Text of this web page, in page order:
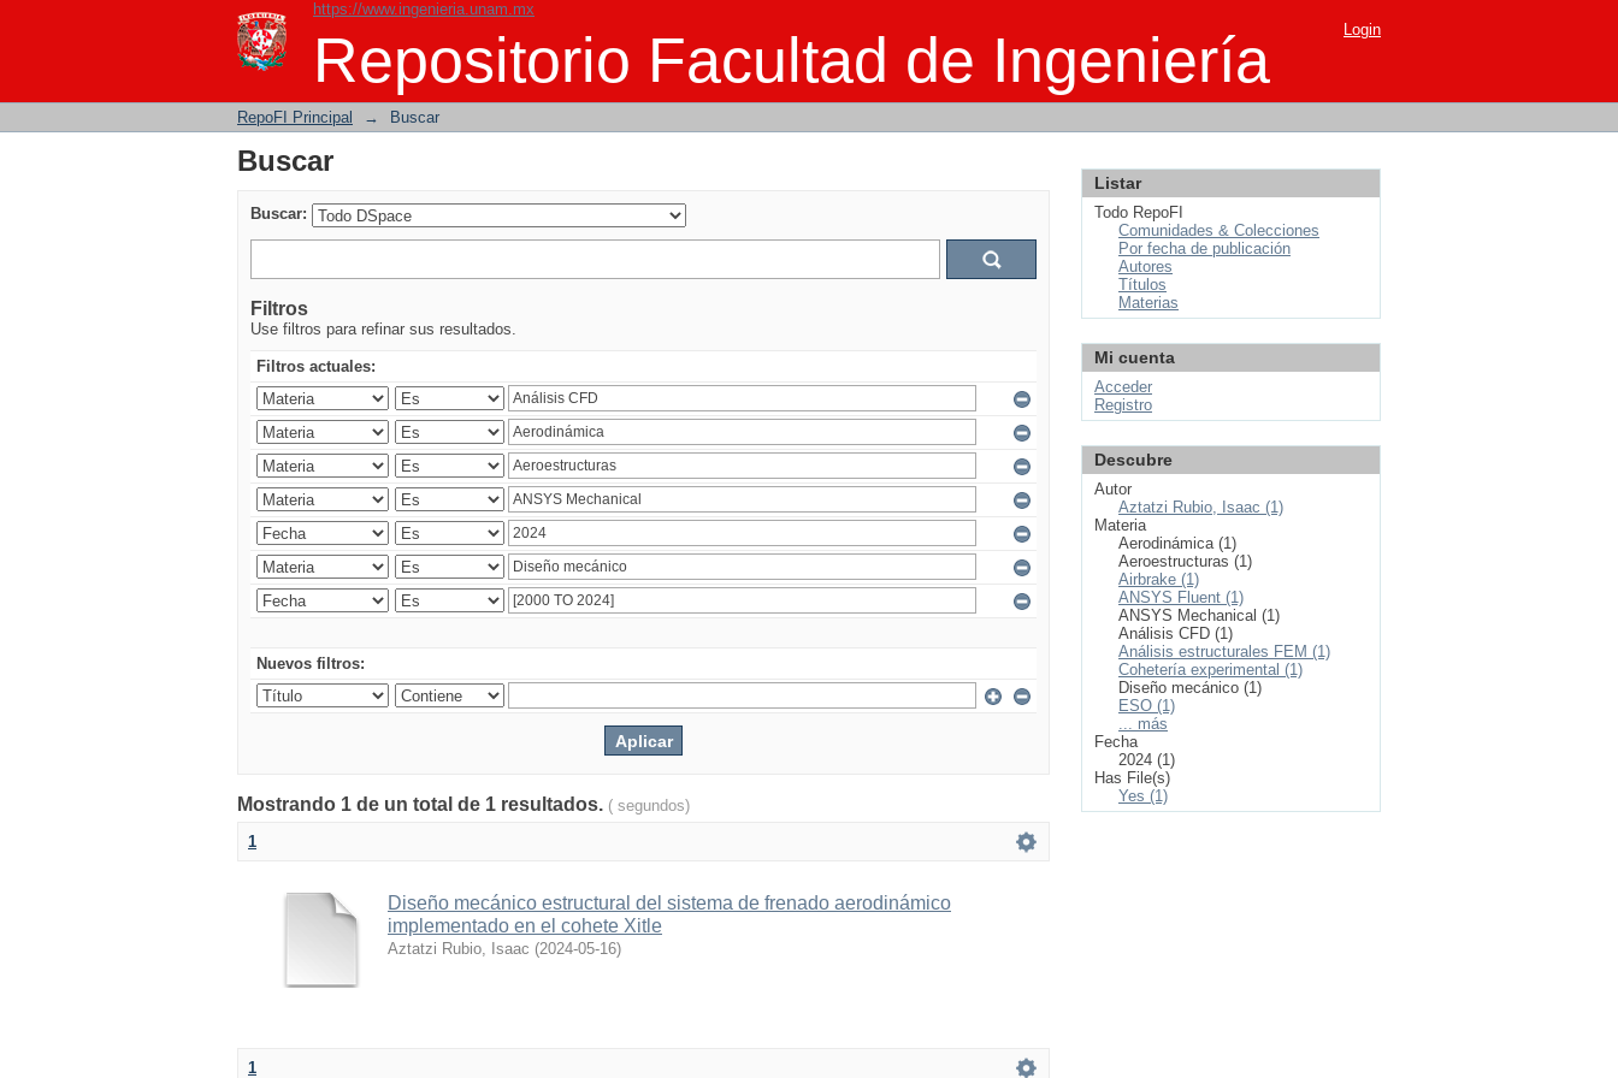
https://www.ingenieria.unam.mx
Repositorio Facultad de Ingeniería
Buscar Login
RepoFI Principal → Buscar
Buscar
Buscar:
Filtros
Use filtros para refinar sus resultados.
Filtros actuales:
Nuevos filtros:
Mostrando 1 de un total de 1 resultados. ( segundos)
1
Diseño mecánico estructural del sistema de frenado aerodinámico
implementado en el cohete Xitle
Aztatzi Rubio, Isaac (2024-05-16)
1
Listar
Todo RepoFI
Comunidades & Colecciones
Por fecha de publicación
Autores
Títulos
Materias
Mi cuenta
Acceder
Registro
Descubre
Autor
Aztatzi Rubio, Isaac (1)
Materia
Aerodinámica (1)
Aeroestructuras (1)
Airbrake (1)
ANSYS Fluent (1)
ANSYS Mechanical (1)
Análisis CFD (1)
Análisis estructurales FEM (1)
Cohetería experimental (1)
Diseño mecánico (1)
ESO (1)
... más
Fecha
2024 (1)
Has File(s)
Yes (1)